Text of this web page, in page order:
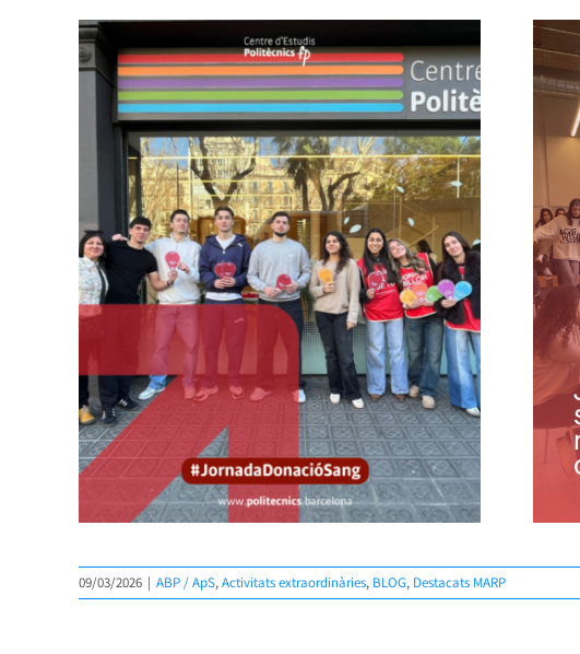
09/03/2026 | ABP / ApS,Activitats extraordinàries, BLOG, Destacats MARP